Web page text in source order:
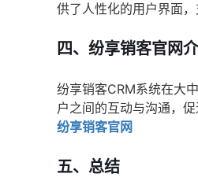
供了人性化的用户界面
四、纷享销客官网
纷享销客CRM系统在大
户之间的互动与沟通，
纷享销客官网
五、总结